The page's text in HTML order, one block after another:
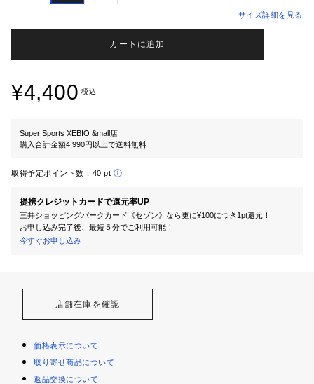
サイズ詳細を見る
カートに追加
¥4,400 税込
Super Sports XEBIO &mall店
購入合計金額4,990円以上で送料無料
取得予定ポイント数： 40 pt
提携クレジットカードで還元率UP
三井ショッピングパークカード《セゾン》なら更に¥100につき1pt還元！
お申し込み完了後、最短５分でご利用可能！
今すぐお申し込み
店舗在庫を確認
価格表示について
取り寄せ商品について
返品交換について